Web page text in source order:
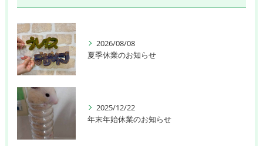
2026/08/08
夏季休業のお知らせ
2025/12/22
年末年始休業のお知らせ